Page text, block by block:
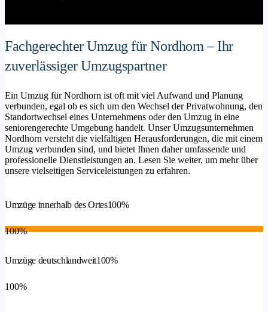
Fachgerechter Umzug für Nordhorn – Ihr
zuverlässiger Umzugspartner
Ein Umzug für Nordhorn ist oft mit viel Aufwand und Planung
verbunden, egal ob es sich um den Wechsel der Privatwohnung, den
Standortwechsel eines Unternehmens oder den Umzug in eine
seniorengerechte Umgebung handelt. Unser Umzugsunternehmen
Nordhorn versteht die vielfältigen Herausforderungen, die mit einem
Umzug verbunden sind, und bietet Ihnen daher umfassende und
professionelle Dienstleistungen an. Lesen Sie weiter, um mehr über
unsere vielseitigen Serviceleistungen zu erfahren.
Umzüge innerhalb des Ortes100%
100%
Umzüge deutschlandweit100%
100%